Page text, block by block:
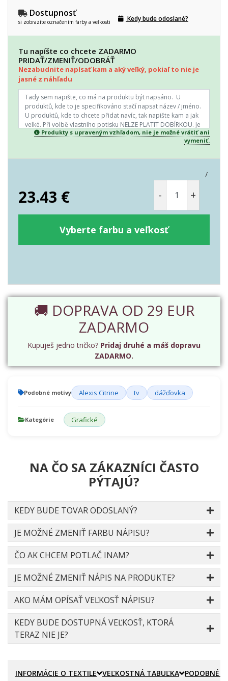
Dostupnosť
si zobrazíte označením farby a veľkosti Kedy bude odoslané?
Tu napíšte co chcete ZADARMO
PRIDAŤ/ZMENIŤ/ODOBRÁŤ
Nezabudnite napísať kam a aký veľký, pokiaľ to nie je
jasné z náhľadu
Produkty s upraveným vzhľadom, nie je možné vrátiť ani
vymeniť.
/
23.43 € - +
Vyberte farbu a veľkosť
🚚 DOPRAVA OD 29 EUR
ZADARMO
Kupuješ jedno tričko? Pridaj druhé a máš dopravu
ZADARMO.
Podobné motívy Alexis Citrine tv dážďovka
Kategórie Grafické
NA ČO SA ZÁKAZNÍCI ČASTO
PÝTAJÚ?
KEDY BUDE TOVAR ODOSLANÝ?
JE MOŽNÉ ZMENIŤ FARBU NÁPISU?
ČO AK CHCEM POTLAČ INAM?
JE MOŽNÉ ZMENIŤ NÁPIS NA PRODUKTE?
AKO MÁM OPÍSAŤ VEĽKOSŤ NÁPISU?
KEDY BUDE DOSTUPNÁ VEĽKOSŤ, KTORÁ
TERAZ NIE JE?
INFORMÁCIE O TEXTILE VEĽKOSTNÁ TABUĽKA PODOBNÉ